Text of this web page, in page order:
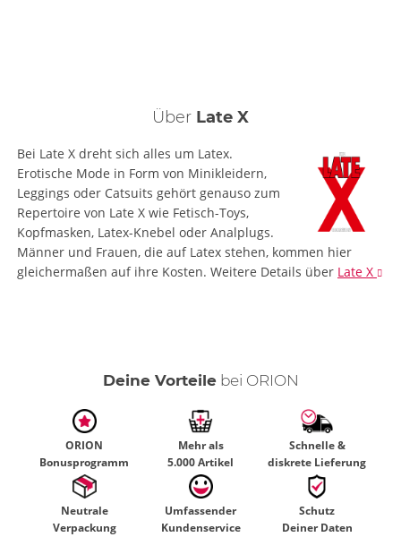
Über Late X
Bei Late X dreht sich alles um Latex.
Erotische Mode in Form von Minikleidern,
Leggings oder Catsuits gehört genauso zum
Repertoire von Late X wie Fetisch-Toys,
Kopfmasken, Latex-Knebel oder Analplugs.
Männer und Frauen, die auf Latex stehen, kommen hier
gleichermaßen auf ihre Kosten. Weitere Details über Late X
Deine Vorteilebei ORION
ORION
Bonusprogramm
Mehr als
5.000 Artikel
Schnelle &
diskrete Lieferung
Neutrale
Verpackung
Umfassender
Kundenservice
Schutz
Deiner Daten